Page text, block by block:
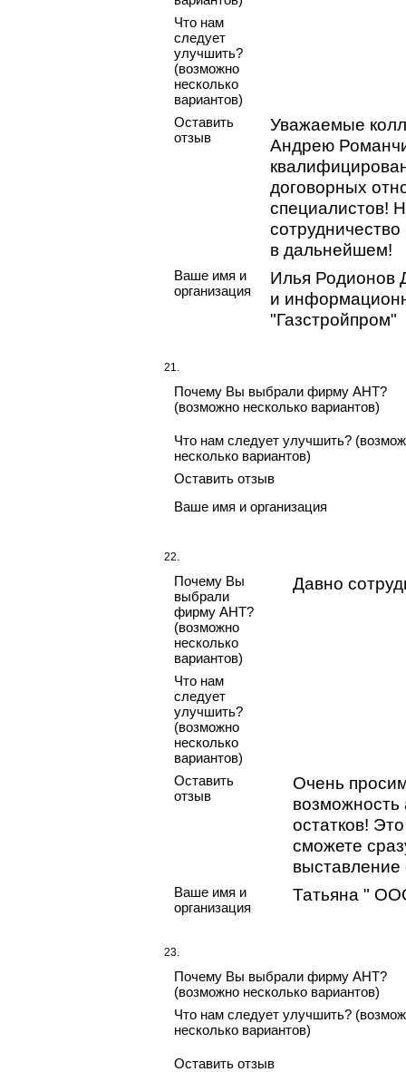
Что нам
следует
улучшить?
(возможно
несколько
вариантов)
Оставить
отзыв
Уважаемые
Андрею
договорных
специалистов!
в дальнейшем!
Ваше имя и
организация
Илья Родионов
и
"Газстройпром"
21.
Почему Вы выбрали фирму АНТ?
(возможно несколько вариантов)
Что нам следует улучшить?
несколько вариантов)
Оставить отзыв
Ваше имя и организация
22.
Почему Вы
выбрали
фирму АНТ?
(возможно
несколько
вариантов)
Давно
Что нам
следует
улучшить?
(возможно
несколько
вариантов)
Оставить
отзыв
Очень
возможность
остатков!
сможете
выставление
Ваше имя и
организация
Татьяна "
23.
Почему Вы выбрали фирму АНТ?
(возможно несколько вариантов)
Что нам следует улучшить?
несколько вариантов)
Оставить отзыв